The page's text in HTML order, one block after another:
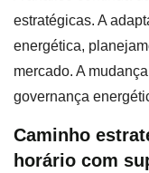
estratégicas. A
energética,
mercado. A
governança
Caminho
horário com